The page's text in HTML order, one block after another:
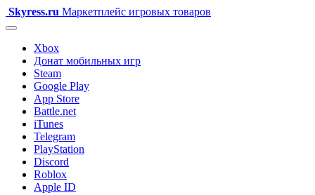
Skyress.ru Маркетплейс игровых товаров
Xbox
Донат мобильных игр
Steam
Google Play
App Store
Battle.net
iTunes
Telegram
PlayStation
Discord
Roblox
Apple ID